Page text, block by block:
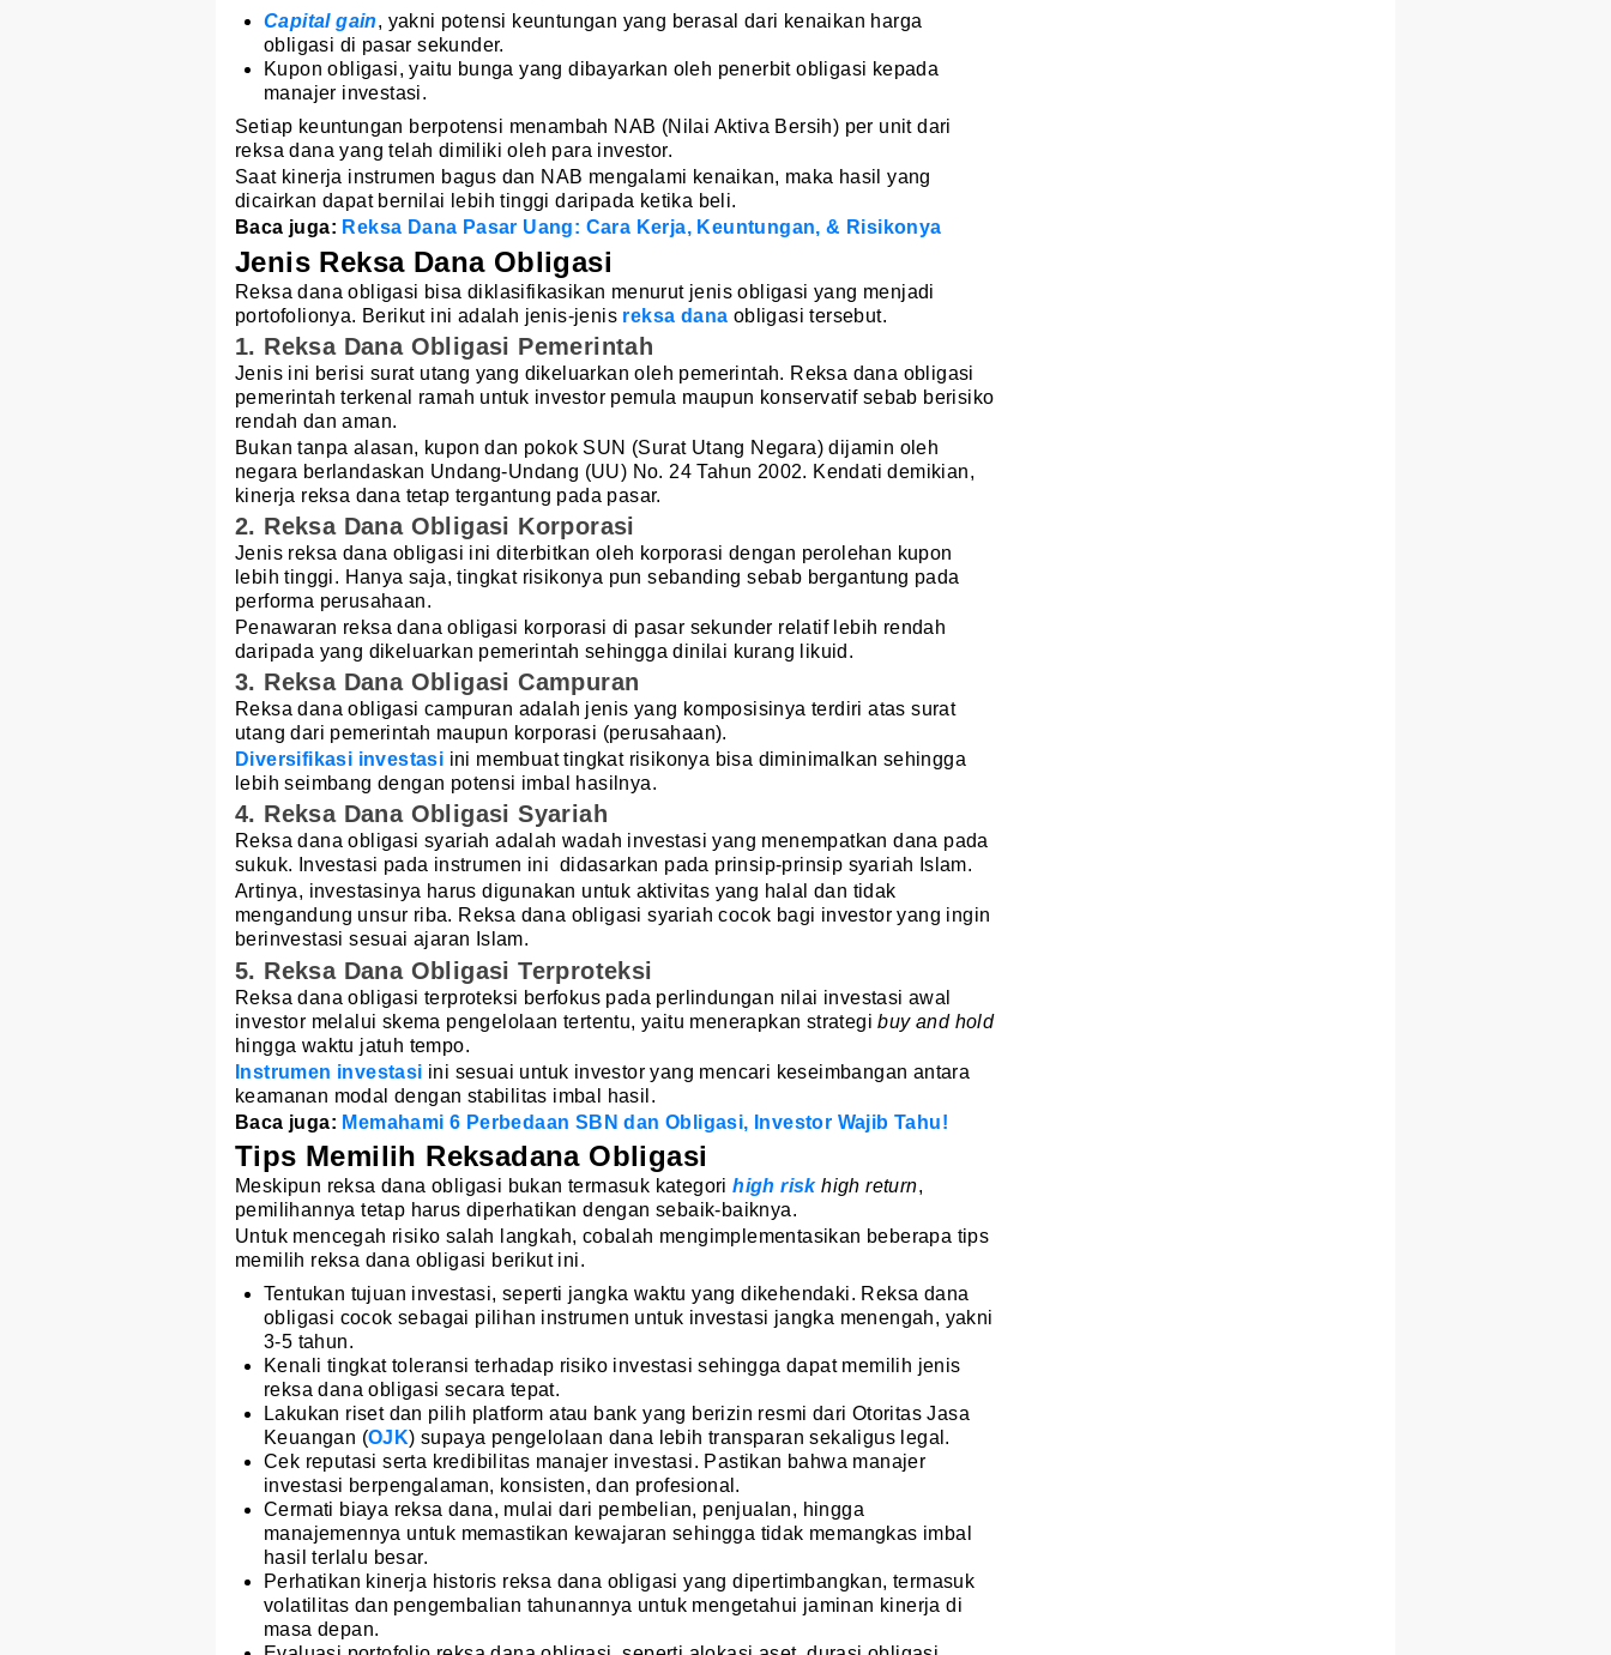
Capital gain, yakni potensi keuntungan yang berasal dari kenaikan harga
obligasi di pasar sekunder.
Kupon obligasi, yaitu bunga yang dibayarkan oleh penerbit obligasi kepada
manajer investasi.
Setiap keuntungan berpotensi menambah NAB (Nilai Aktiva Bersih) per unit dari
reksa dana yang telah dimiliki oleh para investor.
Saat kinerja instrumen bagus dan NAB mengalami kenaikan, maka hasil yang
dicairkan dapat bernilai lebih tinggi daripada ketika beli.
Baca juga: Reksa Dana Pasar Uang: Cara Kerja, Keuntungan, & Risikonya
Jenis Reksa Dana Obligasi
Reksa dana obligasi bisa diklasifikasikan menurut jenis obligasi yang menjadi
portofolionya. Berikut ini adalah jenis-jenis reksa dana obligasi tersebut.
1. Reksa Dana Obligasi Pemerintah
Jenis ini berisi surat utang yang dikeluarkan oleh pemerintah. Reksa dana obligasi
pemerintah terkenal ramah untuk investor pemula maupun konservatif sebab berisiko
rendah dan aman.
Bukan tanpa alasan, kupon dan pokok SUN (Surat Utang Negara) dijamin oleh
negara berlandaskan Undang-Undang (UU) No. 24 Tahun 2002. Kendati demikian,
kinerja reksa dana tetap tergantung pada pasar.
2. Reksa Dana Obligasi Korporasi
Jenis reksa dana obligasi ini diterbitkan oleh korporasi dengan perolehan kupon
lebih tinggi. Hanya saja, tingkat risikonya pun sebanding sebab bergantung pada
performa perusahaan.
Penawaran reksa dana obligasi korporasi di pasar sekunder relatif lebih rendah
daripada yang dikeluarkan pemerintah sehingga dinilai kurang likuid.
3. Reksa Dana Obligasi Campuran
Reksa dana obligasi campuran adalah jenis yang komposisinya terdiri atas surat
utang dari pemerintah maupun korporasi (perusahaan).
Diversifikasi investasi ini membuat tingkat risikonya bisa diminimalkan sehingga
lebih seimbang dengan potensi imbal hasilnya.
4. Reksa Dana Obligasi Syariah
Reksa dana obligasi syariah adalah wadah investasi yang menempatkan dana pada
sukuk. Investasi pada instrumen ini didasarkan pada prinsip-prinsip syariah Islam.
Artinya, investasinya harus digunakan untuk aktivitas yang halal dan tidak
mengandung unsur riba. Reksa dana obligasi syariah cocok bagi investor yang ingin
berinvestasi sesuai ajaran Islam.
5. Reksa Dana Obligasi Terproteksi
Reksa dana obligasi terproteksi berfokus pada perlindungan nilai investasi awal
investor melalui skema pengelolaan tertentu, yaitu menerapkan strategibuy and hold
hingga waktu jatuh tempo.
Instrumen investasi ini sesuai untuk investor yang mencari keseimbangan antara
keamanan modal dengan stabilitas imbal hasil.
Baca juga: Memahami 6 Perbedaan SBN dan Obligasi, Investor Wajib Tahu!
Tips Memilih Reksadana Obligasi
Meskipun reksa dana obligasi bukan termasuk kategorihigh riskhigh return,
pemilihannya tetap harus diperhatikan dengan sebaik-baiknya.
Untuk mencegah risiko salah langkah, cobalah mengimplementasikan beberapa tips
memilih reksa dana obligasi berikut ini.
Tentukan tujuan investasi, seperti jangka waktu yang dikehendaki. Reksa dana
obligasi cocok sebagai pilihan instrumen untuk investasi jangka menengah, yakni
3-5 tahun.
Kenali tingkat toleransi terhadap risiko investasi sehingga dapat memilih jenis
reksa dana obligasi secara tepat.
Lakukan riset dan pilih platform atau bank yang berizin resmi dari Otoritas Jasa
Keuangan (OJK) supaya pengelolaan dana lebih transparan sekaligus legal.
Cek reputasi serta kredibilitas manajer investasi. Pastikan bahwa manajer
investasi berpengalaman, konsisten, dan profesional.
Cermati biaya reksa dana, mulai dari pembelian, penjualan, hingga
manajemennya untuk memastikan kewajaran sehingga tidak memangkas imbal
hasil terlalu besar.
Perhatikan kinerja historis reksa dana obligasi yang dipertimbangkan, termasuk
volatilitas dan pengembalian tahunannya untuk mengetahui jaminan kinerja di
masa depan.